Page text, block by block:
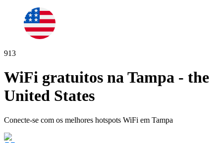
913
WiFi gratuitos naTampa - the
United States
Conecte-se com os melhores hotspots WiFi em Tampa